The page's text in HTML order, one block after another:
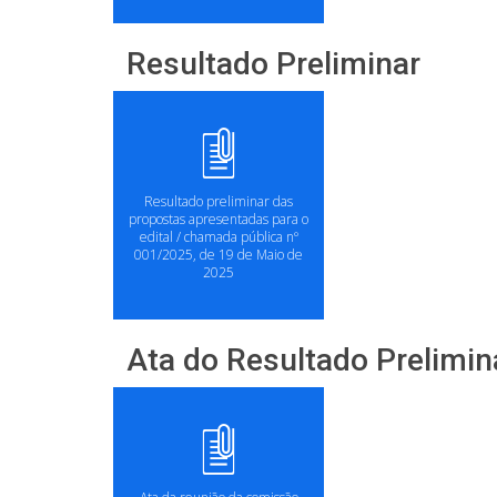
Resultado Preliminar
Resultado preliminar das
propostas apresentadas para o
edital / chamada pública nº
001/2025, de 19 de Maio de
2025
Ata do Resultado